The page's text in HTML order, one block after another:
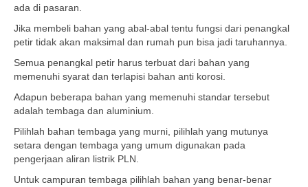
ada di pasaran.
Jika membeli bahan yang abal-abal tentu fungsi dari penangkal
petir tidak akan maksimal dan rumah pun bisa jadi taruhannya.
Semua penangkal petir harus terbuat dari bahan yang
memenuhi syarat dan terlapisi bahan anti korosi.
Adapun beberapa bahan yang memenuhi standar tersebut
adalah tembaga dan aluminium.
Pilihlah bahan tembaga yang murni, pilihlah yang mutunya
setara dengan tembaga yang umum digunakan pada
pengerjaan aliran listrik PLN.
Untuk campuran tembaga pilihlah bahan yang benar-benar